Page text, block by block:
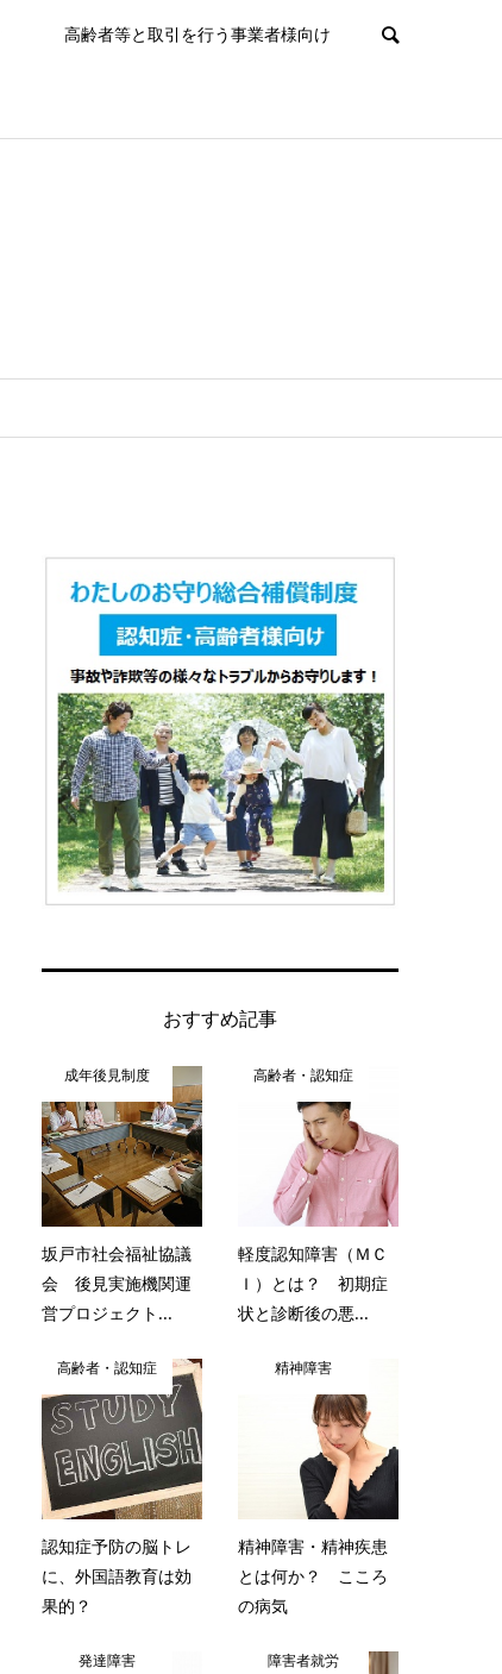
高齢者等と取引を行う事業者様向け
おすすめ記事
成年後見制度
坂戸市社会福祉協議
会 後見実施機関運
営プロジェクト...
高齢者・認知症
軽度認知障害（ＭＣ
Ｉ）とは？ 初期症
状と診断後の悪...
高齢者・認知症
認知症予防の脳トレ
に、外国語教育は効
果的？
精神障害
精神障害・精神疾患
とは何か？ こころ
の病気
発達障害 障害者就労